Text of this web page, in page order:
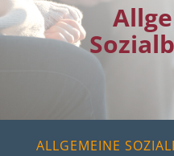
ALLGEMEINE